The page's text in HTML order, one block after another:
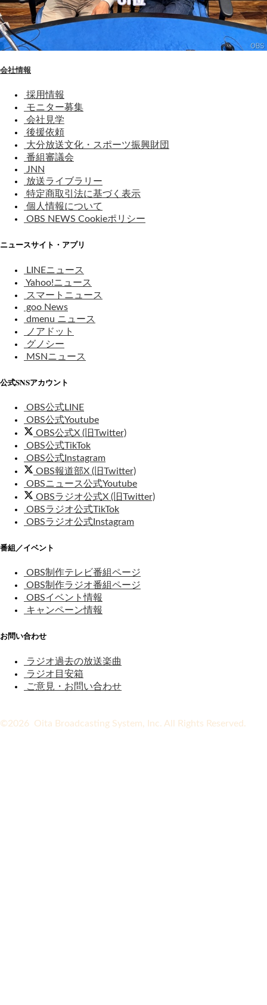
会社情報
採用情報
モニター募集
会社見学
後援依頼
大分放送文化・スポーツ振興財団
番組審議会
JNN
放送ライブラリー
特定商取引法に基づく表示
個人情報について
OBS NEWS Cookieポリシー
ニュースサイト・アプリ
LINEニュース
Yahoo!ニュース
スマートニュース
goo News
dmenu ニュース
ノアドット
グノシー
MSNニュース
公式SNSアカウント
OBS公式LINE
OBS公式Youtube
OBS公式X (旧Twitter)
OBS公式TikTok
OBS公式Instagram
OBS報道部X (旧Twitter)
OBSニュース公式Youtube
OBSラジオ公式X (旧Twitter)
OBSラジオ公式TikTok
OBSラジオ公式Instagram
番組／イベント
OBS制作テレビ番組ページ
OBS制作ラジオ番組ページ
OBSイベント情報
キャンペーン情報
お問い合わせ
ラジオ過去の放送楽曲
ラジオ目安箱
ご意見・お問い合わせ
©2026 Oita Broadcasting System, Inc. All Rights Reserved.